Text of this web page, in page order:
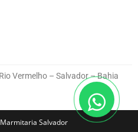
Vermelho – Salvador – Bahia
Salvador